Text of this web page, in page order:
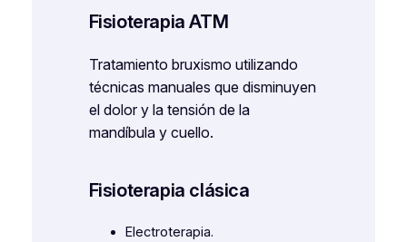
Fisioterapia ATM
Tratamiento bruxismo utilizando
técnicas manuales que disminuyen
el dolor y la tensión de la
mandíbula y cuello.
Fisioterapia clásica
Electroterapia.